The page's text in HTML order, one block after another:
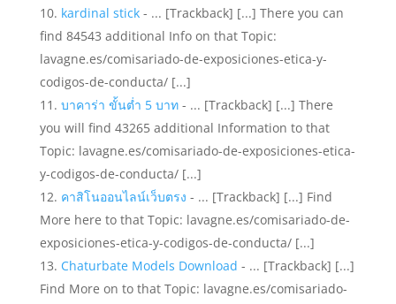
kardinal stick- ... [Trackback] [...] There you can
find 84543 additional Info on that Topic:
lavagne.es/comisariado-de-exposiciones-etica-y-
codigos-de-conducta/ [...]
บาคาร่า ขั้นต่ำ 5 บาท- ... [Trackback] [...] There
you will find 43265 additional Information to that
Topic: lavagne.es/comisariado-de-exposiciones-etica-
y-codigos-de-conducta/ [...]
คาสิโนออนไลน์เว็บตรง - ... [Trackback] [...] Find
More here to that Topic: lavagne.es/comisariado-de-
exposiciones-etica-y-codigos-de-conducta/ [...]
Chaturbate Models Download - ... [Trackback] [...]
Find More on to that Topic: lavagne.es/comisariado-